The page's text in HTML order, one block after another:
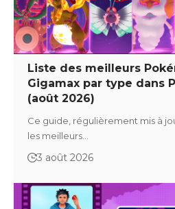
Liste des meilleurs
Gigamax par type dans
(août 2026)
Ce guide, régulièrement mis à
les meilleurs…
3 août 2026